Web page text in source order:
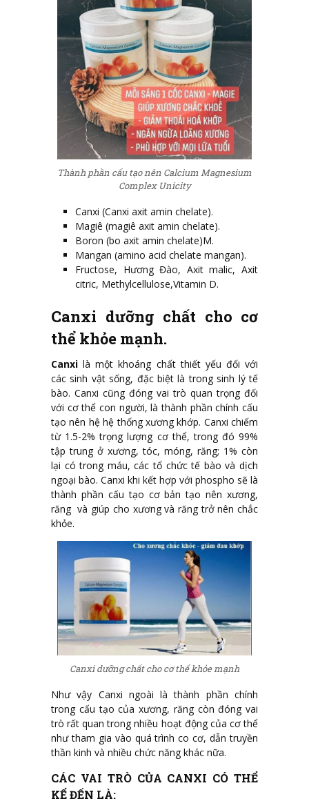
Thành phần cấu tạo nên Calcium Magnesium
Complex Unicity
Canxi (Canxi axit amin chelate).
Magiê (magiê axit amin chelate).
Boron (bo axit amin chelate)M.
Mangan (amino acid chelate mangan).
Fructose, Hương Đào, Axit malic, Axit
citric, Methylcellulose,Vitamin D.
Canxi dưỡng chất cho cơ
thể khỏe mạnh.
Canxi là một khoáng chất thiết yếu đối với
các sinh vật sống, đặc biệt là trong sinh lý tế
bào. Canxi cũng đóng vai trò quan trọng đối
với cơ thể con người, là thành phần chính cấu
tạo nên hệ hệ thống xương khớp. Canxi chiếm
từ 1.5-2% trọng lượng cơ thể, trong đó 99%
tập trung ở xương, tóc, móng, răng; 1% còn
lại có trong máu, các tổ chức tế bào và dịch
ngoại bào. Canxi khi kết hợp với phospho sẽ là
thành phần cấu tạo cơ bản tạo nên xương,
răng và giúp cho xương và răng trở nên chắc
khỏe.
Canxi dưỡng chất cho cơ thể khỏe mạnh
Như vậy Canxi ngoài là thành phần chính
trong cấu tạo của xương, răng còn đóng vai
trò rất quan trong nhiều hoạt động của cơ thể
như tham gia vào quá trình co cơ, dẫn truyền
thần kinh và nhiều chức năng khác nữa.
CÁC VAI TRÒ CỦA CANXI CÓ THỂ
KỂ ĐẾN LÀ: